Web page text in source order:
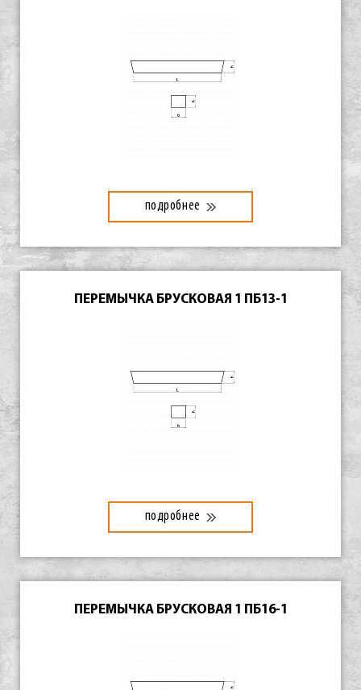
подробнее
ПЕРЕМЫЧКА БРУСКОВАЯ 1 ПБ13-1
подробнее
ПЕРЕМЫЧКА БРУСКОВАЯ 1 ПБ16-1